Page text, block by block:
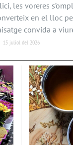
les voreres
en el lloc
convida a
15 juliol del 2026